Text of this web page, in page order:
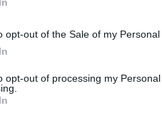
opt-out of the Sale of my Personal
opt-out of processing my
συνολικά στα έσοδα
τις πρώτες
60.058.964, ενώ αρκετές